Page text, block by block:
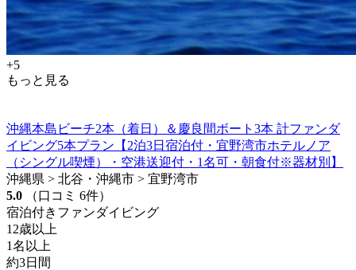
+5
もっと見る
沖縄本島ビーチ2本（着日）＆慶良間ボート3本 計ファンダ
イビング5本プラン【2泊3日宿泊付・宜野湾市ホテルノア
（シングル喫煙）・空港送迎付・1名可・朝食付※器材別】
沖縄県 > 北谷・沖縄市 > 宜野湾市
5.0
（口コミ 6件）
宿泊付きファンダイビング
12歳以上
1名以上
約3日間